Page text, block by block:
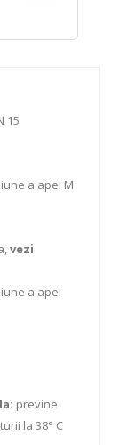
15
a apei M
vezi
a apei
previne
la 38° C